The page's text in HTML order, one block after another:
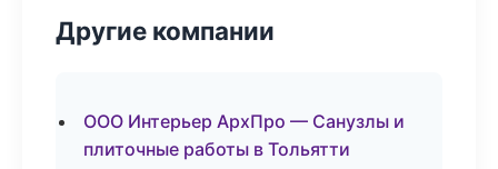
Другие компании
ООО Интерьер АрхПро — Санузлы и
плиточные работы в Тольятти